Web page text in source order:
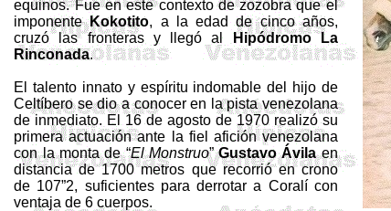
equinos. Fue en este contexto de zozobra que el
imponente Kokotito, a la edad de cinco años,
cruzó las fronteras y llegó al Hipódromo La
Rinconada.
El talento innato y espíritu indomable del hijo de
Celtíbero se dio a conocer en la pista venezolana
de inmediato. El 16 de agosto de 1970 realizó su
primera actuación ante la fiel afición venezolana
con la monta de “El Monstruo”Gustavo Ávilaen
distancia de 1700 metros que recorrió en crono
de 107”2, suficientes para derrotar a Coralí con
ventaja de 6 cuerpos.